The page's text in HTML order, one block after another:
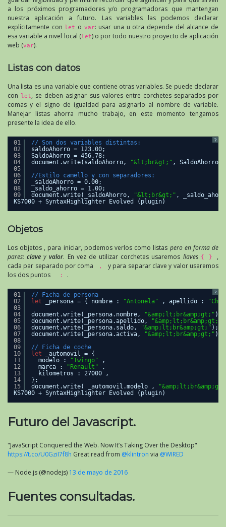
a los próximos programadores y/o programadoras que mantengan
nuestra aplicación a futuro. Las variables las podemos declarar
explícitamente con let o var: usar una u otra depende del alcance de
esa variable a nivel local (let) o por todo nuestro proyecto de aplicación
web (var).
Listas con datos
Una lista es una variable que contiene otras variables. Se puede declarar
con let, se deben asignar sus valores entre corchetes separados por
comas y el signo de igualdad para asignarlo al nombre de variable.
Manejar listas ahorra mucho trabajo, en este momento tengamos
presente la idea de ello.
?
KS7000 + SyntaxHighlighter Evolved (plugin)
01
02
03
04
05
06
07
08
09
// Son dos variables distintas:
saldoAhorro = 123.00;
SaldoAhorro = 456.78;
document.write(saldoAhorro,
"&lt;br&gt;" , SaldoAhorro);
//Estilo camello y con separadores:
_saldoAhorro = 0.00;
_saldo_ahorro = 1.00;
document.write(_saldoAhorro,
"&lt;br&gt;" ,
Objetos
Los objetos , para iniciar, podemos verlos como listas pero en forma de
pares:clave y valor. En vez de utilizar corchetes usaremos llaves { } ,
cada par separado por coma
,
y para separar clave y valor usaremos
los dos puntos
: .
?
KS7000 + SyntaxHighlighter Evolved (plugin)
01
02
03
04
05
06
07
08
09
10
11
12
13
14
15
// Ficha de persona
let
_persona = { nombre : "Antonela" , apellido :
document.write(_persona.nombre,
"&amp;lt;br&amp;gt;" );
document.write(_persona.apellido,
"&amp;lt;br&amp;gt;"
document.write(_persona.saldo,
"&amp;lt;br&amp;gt;" );
document.write(_persona.activa,
"&amp;lt;br&amp;gt;" );
// Ficha de coche
let
_automovil = {
modelo :
"Twingo"
,
marca :
"Renault"
,
kilometros : 27000 ,
};
document.write( _automovil.modelo ,
Futuro del Javascript.
"JavaScript Conquered the Web. Now It’s Taking Over the Desktop"
https://t.co/U0GziI7f8h Great read from @klintron via @WIRED
— Node.js (@nodejs) 13 de mayo de 2016
Fuentes consultadas.